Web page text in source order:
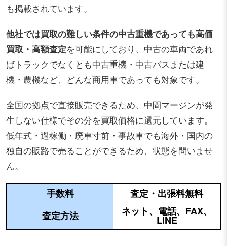
も掲載されています。
他社では買取の難しい条件の中古重機であっても高価
買取・高額査定を可能にしており、中古の車両であれ
ばトラックでなくとも中古重機・中古バスまたは建
機・農機など、どんな商用車であっても対象です。
全国の拠点で直接販売できるため、 中間マージンが発
生しない仕様でその分を買取価格に還元しています。
低年式・過稼働・廃車寸前・事故車でも海外・国内の
独自の販路で売ることができるため、状態を問いませ
ん。
手数料
査定・出張料無料
査定方法
ネット、電話、FAX、
LINE